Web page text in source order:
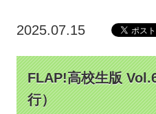
2025.07.15
FLAP!高校生版
行）